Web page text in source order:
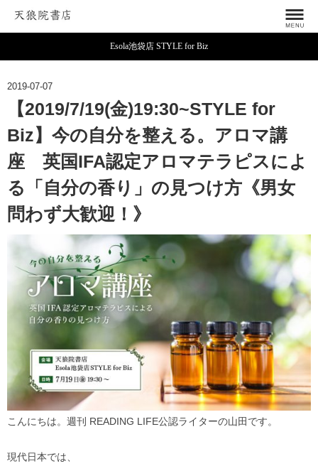
Esola池袋店 STYLE for Biz
2019-07-07
【2019/7/19(金)19:30~STYLE for
Biz】今の自分を整える。アロマ講
座 英国IFA認定アロマテラピスによ
る「自分の香り」の見つけ方《男女
問わず大歓迎！》
こんにちは。週刊 READING LIFE公認ライターの山田です。
現代日本では、